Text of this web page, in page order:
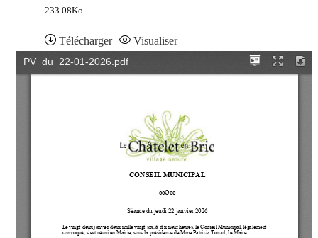
233.08Ko
Télécharger Visualiser